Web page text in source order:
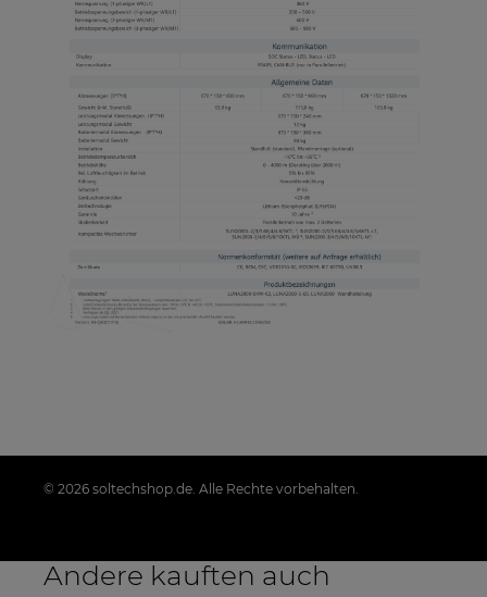
© 2026 soltechshop.de. Alle Rechte vorbehalten.
Andere kauften auch